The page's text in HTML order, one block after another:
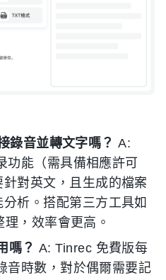
錄音並轉文字嗎？ A:
功能（需具備相應許可
對英文，且生成的檔案
析。搭配第三方工具如
，效率會更高。
嗎？ A: Tinrec 免費版每
音時數，對於偶爾需要記